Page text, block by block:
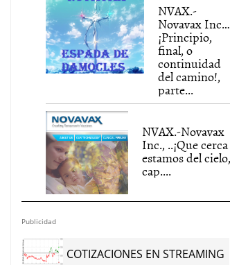
NVAX.-
Novavax
¡Principio,
final, o
continuidad
del camino!,
parte...
NVAX.-Novavax
Inc., ..¡Que cerca
estamos del cielo,
cap....
Publicidad
COTIZACIONES EN STREAMING